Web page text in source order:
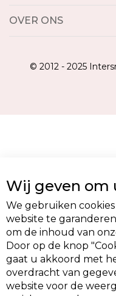
OVER ONS
© 2012 - 2025
Wij geven om
We gebruiken
website te
om de inhoud van
Door op de knop
gaat u akkoord met
overdracht van
website voor de